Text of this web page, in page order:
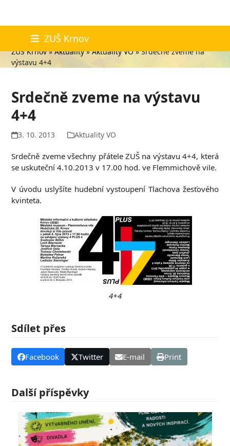
content
ZUŠ Krnov
Aktuality
ZUŠ Krnov»Aktuality»Aktuality VO»Srdečně zveme na
výstavu 4+4
Srdečně zveme na výstavu
4+4
3. 10. 2013 Aktuality VO
Srdečně zveme všechny přátele ZUŠ na výstavu 4+4, která
se uskuteční 4.10.2013 v 17.00 hod. ve Flemmichově vile.
V úvodu uslyšíte hudební vystoupení Tlachova žesťového
kvinteta.
4+4
Sdílet přes
Facebook Twitter E-mail Print
Další příspěvky